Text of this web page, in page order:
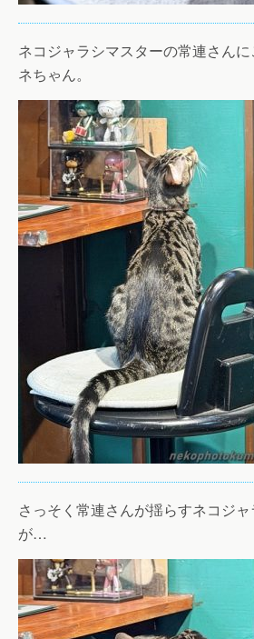
ネコジャラシマスターの常連さん
ネちゃん。
さっそく常連さんが揺らすネコジ
が…